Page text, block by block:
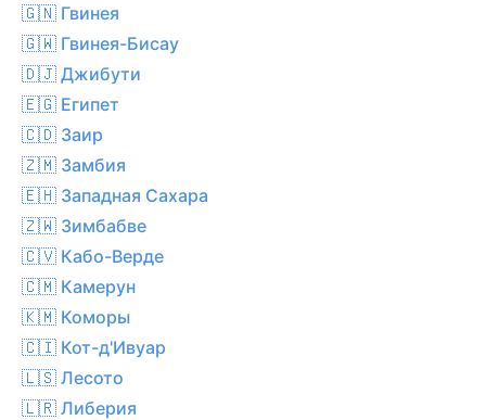
🇬🇳 Гвинея
🇬🇼 Гвинея-Бисау
🇩🇯 Джибути
🇪🇬 Египет
🇨🇩 Заир
🇿🇲 Замбия
🇪🇭 Западная Сахара
🇿🇼 Зимбабве
🇨🇻 Кабо-Верде
🇨🇲 Камерун
🇰🇲 Коморы
🇨🇮 Кот-д'Ивуар
🇱🇸 Лесото
🇱🇷 Либерия